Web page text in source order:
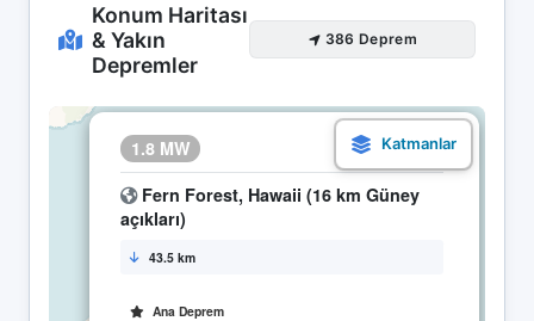
Konum Haritası
& Yakın
Depremler
386 Deprem
1.8 MW 07.05 06:30
Fern Forest, Hawaii (16 km Güney
açıkları)
43.5 km
Ana Deprem
×